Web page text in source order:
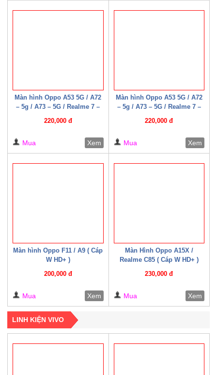
Màn hình Oppo A53 5G / A72
– 5g / A73 – 5G / Realme 7 –
Realme Q2 ( Cáp W HD+ )
220,000 đ
Mua Xem
Màn hình Oppo A53 5G / A72
– 5g / A73 – 5G / Realme 7 –
Realme Q2 ( Cáp W HD+ )
220,000 đ
Mua Xem
Màn hình Oppo F11 / A9 ( Cáp
W HD+ )
200,000 đ
Mua Xem
Màn Hình Oppo A15X /
Realme C85 ( Cáp W HD+ )
230,000 đ
Mua Xem
LINH KIỆN VIVO